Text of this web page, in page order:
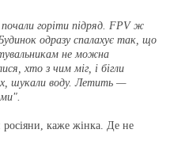
горіти підряд. FPV ж
одразу спалахує так, що
не можна
хто з чим міг, і бігли
шукали воду. Летить —
каже жінка. Де не